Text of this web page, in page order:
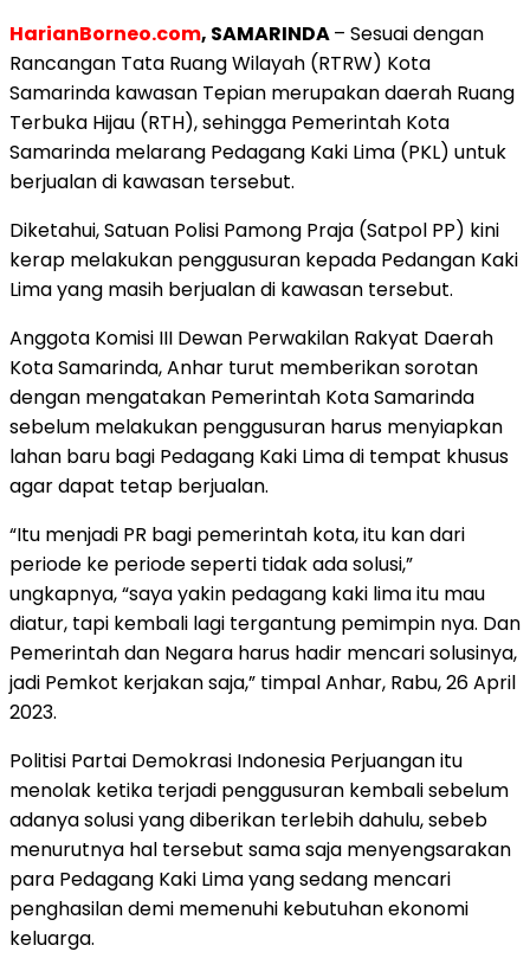
HarianBorneo.com, SAMARINDA– Sesuai dengan
Rancangan Tata Ruang Wilayah (RTRW) Kota
Samarinda kawasan Tepian merupakan daerah Ruang
Terbuka Hijau (RTH), sehingga Pemerintah Kota
Samarinda melarang Pedagang Kaki Lima (PKL) untuk
berjualan di kawasan tersebut.
Diketahui, Satuan Polisi Pamong Praja (Satpol PP) kini
kerap melakukan penggusuran kepada Pedangan Kaki
Lima yang masih berjualan di kawasan tersebut.
Anggota Komisi III Dewan Perwakilan Rakyat Daerah
Kota Samarinda, Anhar turut memberikan sorotan
dengan mengatakan Pemerintah Kota Samarinda
sebelum melakukan penggusuran harus menyiapkan
lahan baru bagi Pedagang Kaki Lima di tempat khusus
agar dapat tetap berjualan.
“Itu menjadi PR bagi pemerintah kota, itu kan dari
periode ke periode seperti tidak ada solusi,”
ungkapnya, “saya yakin pedagang kaki lima itu mau
diatur, tapi kembali lagi tergantung pemimpin nya. Dan
Pemerintah dan Negara harus hadir mencari solusinya,
jadi Pemkot kerjakan saja,” timpal Anhar, Rabu, 26 April
2023.
Politisi Partai Demokrasi Indonesia Perjuangan itu
menolak ketika terjadi penggusuran kembali sebelum
adanya solusi yang diberikan terlebih dahulu, sebeb
menurutnya hal tersebut sama saja menyengsarakan
para Pedagang Kaki Lima yang sedang mencari
penghasilan demi memenuhi kebutuhan ekonomi
keluarga.